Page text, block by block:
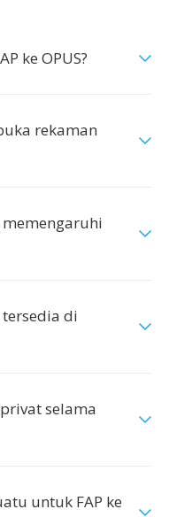
ke OPUS?
rekaman
memengaruhi
tersedia di
selama
untuk FAP ke